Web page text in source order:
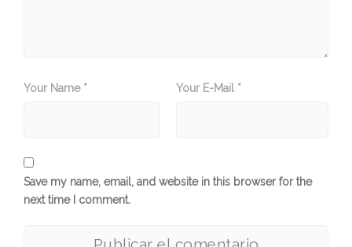
Your Name * Your E-Mail *
Save my name, email, and website in this browser for the
next time I comment.